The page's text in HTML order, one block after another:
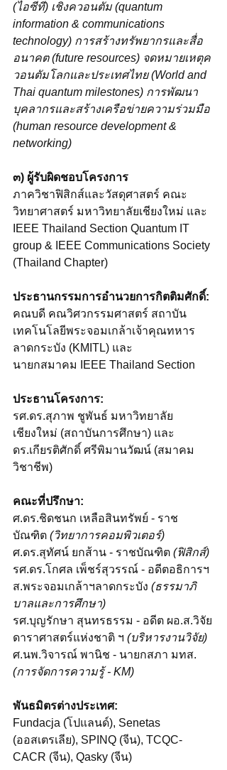
(ไอซีที) เชิงควอนตัม (quantum
information & communications
technology) การสร้างทรัพยากรและสื่อ
อนาคต (future resources) จดหมายเหตุค
วอนตัมโลกและประเทศไทย (World and
Thai quantum milestones) การพัฒนา
บุคลากรและสร้างเครือข่ายความร่วมมือ
(human resource development &
networking)
๓) ผู้รับผิดชอบโครงการ
ภาควิชาฟิสิกส์และวัสดุศาสตร์ คณะ
วิทยาศาสตร์ มหาวิทยาลัยเชียงใหม่ และ
IEEE Thailand Section Quantum IT
group & IEEE Communications Society
(Thailand Chapter)
ประธานกรรมการอำนวยการกิตติมศักดิ์:
คณบดี คณวิศวกรรมศาสตร์ สถาบัน
เทคโนโลยีพระจอมเกล้าเจ้าคุณทหาร
ลาดกระบัง (KMITL) และ
นายกสมาคม IEEE Thailand Section
ประธานโครงการ:
รศ.ดร.สุภาพ ชูพันธ์ มหาวิทยาลัย
เชียงใหม่ (สถาบันการศึกษา) และ
ดร.เกียรติศักดิ์ ศรีพิมานวัฒน์ (สมาคม
วิชาชีพ)
คณะที่ปรึกษา:
ศ.ดร.ชิดชนก เหลือสินทรัพย์ - ราช
บัณฑิต (วิทยาการคอมพิวเตอร์)
ศ.ดร.สุทัศน์ ยกส้าน - ราชบัณฑิต (ฟิสิกส์)
รศ.ดร.โกศล เพ็ชร์สุวรรณ์ - อดีตอธิการฯ
ส.พระจอมเกล้าฯลาดกระบัง (ธรรมาภิ
บาลและการศึกษา)
รศ.บุญรักษา สุนทรธรรม - อดีต ผอ.ส.วิจัย
ดาราศาสตร์แห่งชาติ ฯ (บริหารงานวิจัย)
ศ.นพ.วิจารณ์ พานิช - นายกสภา มทส.
(การจัดการความรู้ - KM)
พันธมิตรต่างประเทศ:
Fundacja (โปแลนด์), Senetas
(ออสเตรเลีย), SPINQ (จีน), TCQC-
CACR (จีน), Qasky (จีน)